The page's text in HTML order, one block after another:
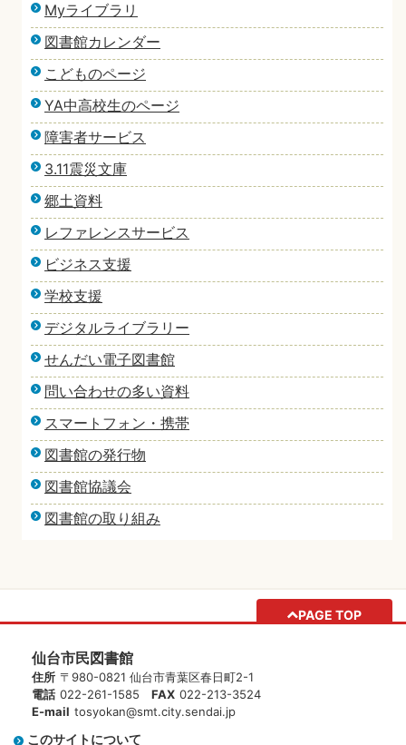
Myライブラリ
図書館カレンダー
こどものページ
YA中高校生のページ
障害者サービス
3.11震災文庫
郷土資料
レファレンスサービス
ビジネス支援
学校支援
デジタルライブラリー
せんだい電子図書館
問い合わせの多い資料
スマートフォン・携帯
図書館の発行物
図書館協議会
図書館の取り組み
PAGE TOP
仙台市民図書館
住所 〒980-0821 仙台市青葉区春日町2-1
電話 022-261-1585 FAX 022-213-3524
E-mail tosyokan@smt.city.sendai.jp
このサイトについて